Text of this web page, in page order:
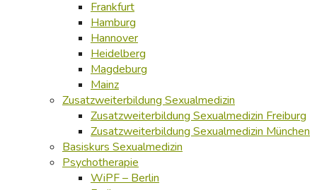
Frankfurt
Hamburg
Hannover
Heidelberg
Magdeburg
Mainz
Zusatzweiterbildung Sexualmedizin
Zusatzweiterbildung Sexualmedizin Freiburg
Zusatzweiterbildung Sexualmedizin München
Basiskurs Sexualmedizin
Psychotherapie
WiPF – Berlin